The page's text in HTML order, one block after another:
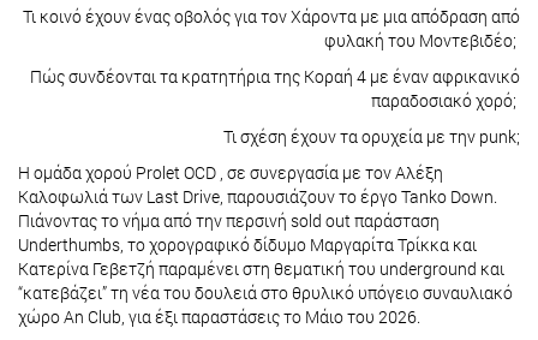
Τι κοινό έχουν ένας οβολός για τον Χάροντα με μια απόδραση από
φυλακή του Μοντεβιδέο;
Πώς συνδέονται τα κρατητήρια της Κοραή 4 με έναν αφρικανικό
παραδοσιακό χορό;
Τι σχέση έχουν τα ορυχεία με την punk;
Η ομάδα χορού Prolet OCD , σε συνεργασία με τον Αλέξη
Καλοφωλιά των Last Drive, παρουσιάζουν το έργο Tanko Down.
Πιάνοντας το νήμα από την περσινή sold out παράσταση
Underthumbs, το χορογραφικό δίδυμο Μαργαρίτα Τρίκκα και
Κατερίνα Γεβετζή παραμένει στη θεματική του underground και
“κατεβάζει” τη νέα του δουλειά στο θρυλικό υπόγειο συναυλιακό
χώρο An Club, για έξι παραστάσεις το Μάιο του 2026.